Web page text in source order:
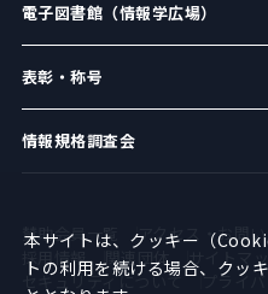
電子図書館（情報学広場）
表彰・称号
情報規格調査会
賛助会員一覧 アクセス・お問
採用情報
関連団体 サイトマ
セキュリティについて
プライ
本サイトは、クッキー（
トの利用を続ける場合、クッ